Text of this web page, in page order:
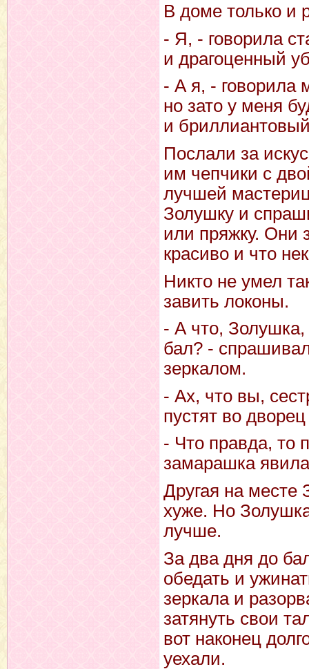
В доме только и
- Я, - говорила
и драгоценный
- А я, - говорила
но зато у меня
и
Послали за
им чепчики с
лучшей
Золушку и
или пряжку. Они
красиво и что
Никто не умел
завить локоны.
- А что, Золушка,
бал? -
зеркалом.
- Ах, что вы,
пустят во
- Что правда, то
замарашка
Другая на месте
хуже. Но
лучше.
За два дня до
обедать и
зеркала и
затянуть свои
вот наконец
уехали.